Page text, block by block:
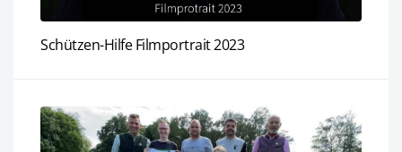
Schützen-Hilfe Filmportrait 2023